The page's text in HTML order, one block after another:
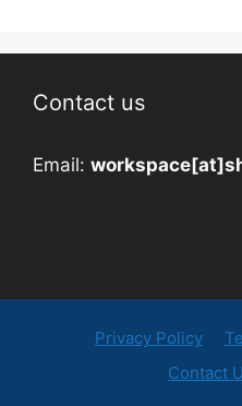
Contact us
Email:
Privacy Policy
Contact